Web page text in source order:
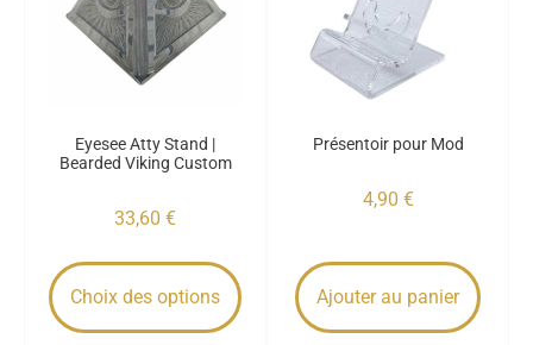
Eyesee Atty Stand |
Bearded Viking Custom
33,60 €
Choix des options
Présentoir pour Mod
4,90 €
Ajouter au panier